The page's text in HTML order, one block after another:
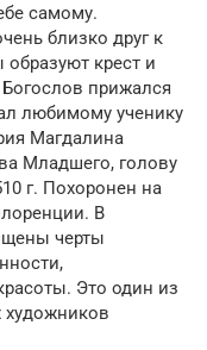
самому.
близко друг к
образуют крест и
прижался
любимому ученику
Магдалина
Младшего, голову
г. Похоронен на
В
черты
Это один из